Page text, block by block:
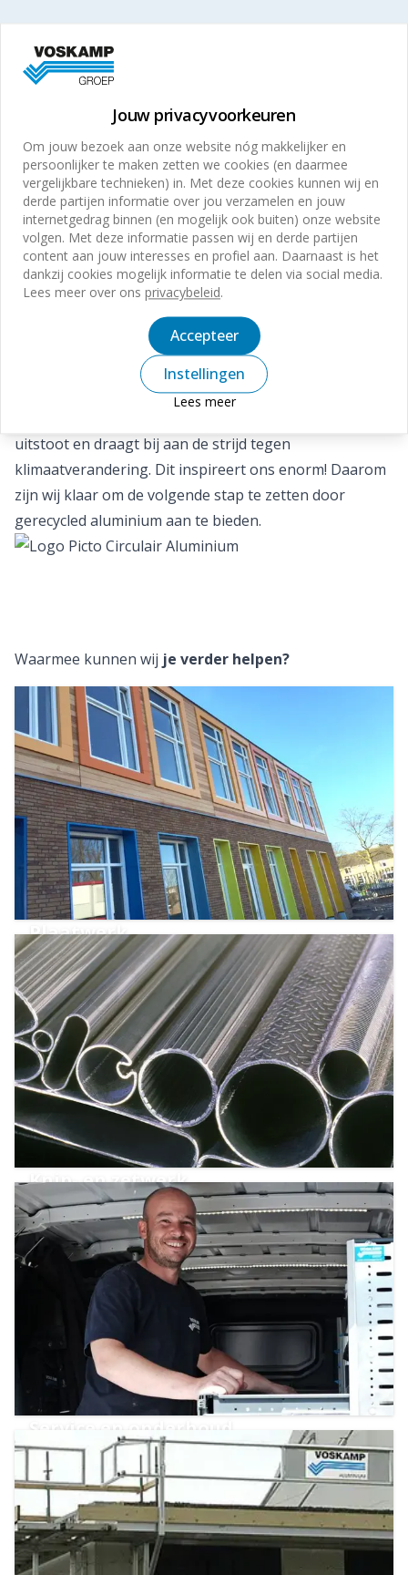
Waarom is onze keuze voorcirculair aluminium meer
Het recyclen van aluminium verbruikt tot 95% minder
energie dan de productie van nieuw aluminium. Dit
uitstoot en draagt bij aan de strijd tegen
klimaatverandering. Dit inspireert ons enorm! Daarom
zijn wij klaar om de volgende stap te zetten door
gerecycled aluminium aan te bieden.
Waarmee kunnen wij je verder helpen?
Plaatwerk
Knip- en zetwerk
Service en onderhoud
Jouw privacyvoorkeuren
Om jouw bezoek aan onze website nóg makkelijker en
persoonlijker te maken zetten we cookies (en daarmee
vergelijkbare technieken) in. Met deze cookies kunnen wij en
derde partijen informatie over jou verzamelen en jouw
internetgedrag binnen (en mogelijk ook buiten) onze website
volgen. Met deze informatie passen wij en derde partijen
content aan jouw interesses en profiel aan. Daarnaast is het
dankzij cookies mogelijk informatie te delen via social media.
Lees meer over ons privacybeleid.
Accepteer
Instellingen
Lees meer